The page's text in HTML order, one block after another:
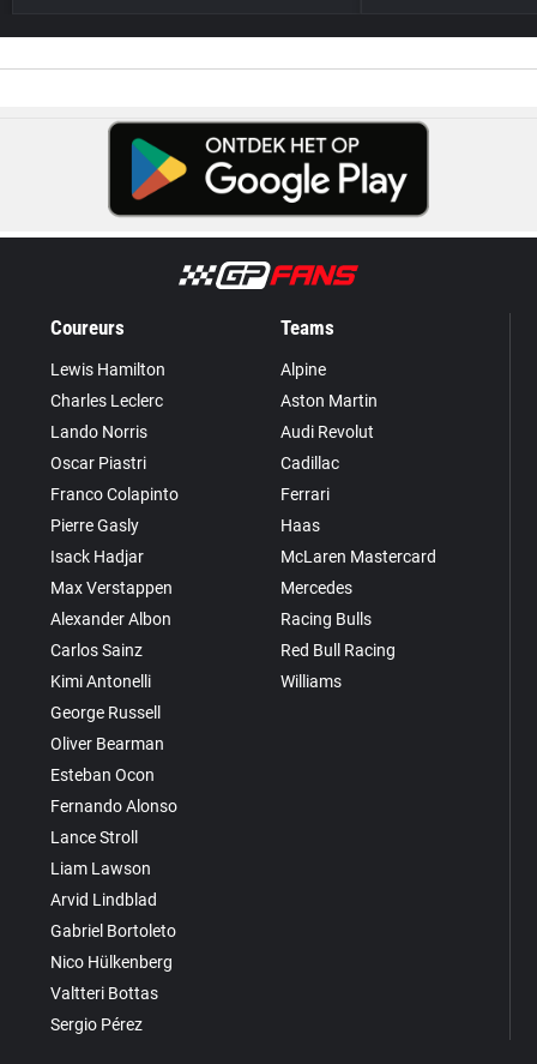
Coureurs
Lewis Hamilton
Charles Leclerc
Lando Norris
Oscar Piastri
Franco Colapinto
Pierre Gasly
Isack Hadjar
Max Verstappen
Alexander Albon
Carlos Sainz
Kimi Antonelli
George Russell
Oliver Bearman
Esteban Ocon
Fernando Alonso
Lance Stroll
Liam Lawson
Arvid Lindblad
Gabriel Bortoleto
Nico Hülkenberg
Valtteri Bottas
Sergio Pérez
Teams
Alpine
Aston Martin
Audi Revolut
Cadillac
Ferrari
Haas
McLaren Mastercard
Mercedes
Racing Bulls
Red Bull Racing
Williams